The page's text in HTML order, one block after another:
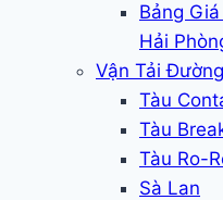
Bảng
Hải
Vận Tải
Tàu
Tàu
Tàu Ro-
Sà Lan